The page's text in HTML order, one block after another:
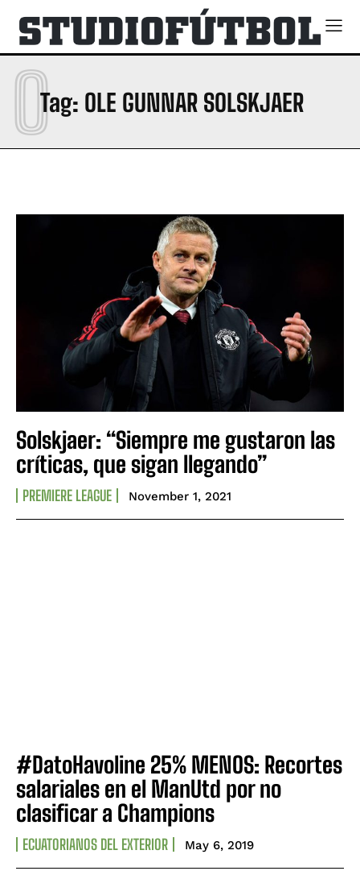
Tag: OLE GUNNAR SOLSKJAER
O
Solskjaer: “Siempre me gustaron las
críticas, que sigan llegando”
PREMIERE LEAGUE November 1, 2021
#DatoHavoline 25% MENOS: Recortes
salariales en el ManUtd por no
clasificar a Champions
ECUATORIANOS DEL EXTERIOR May 6, 2019